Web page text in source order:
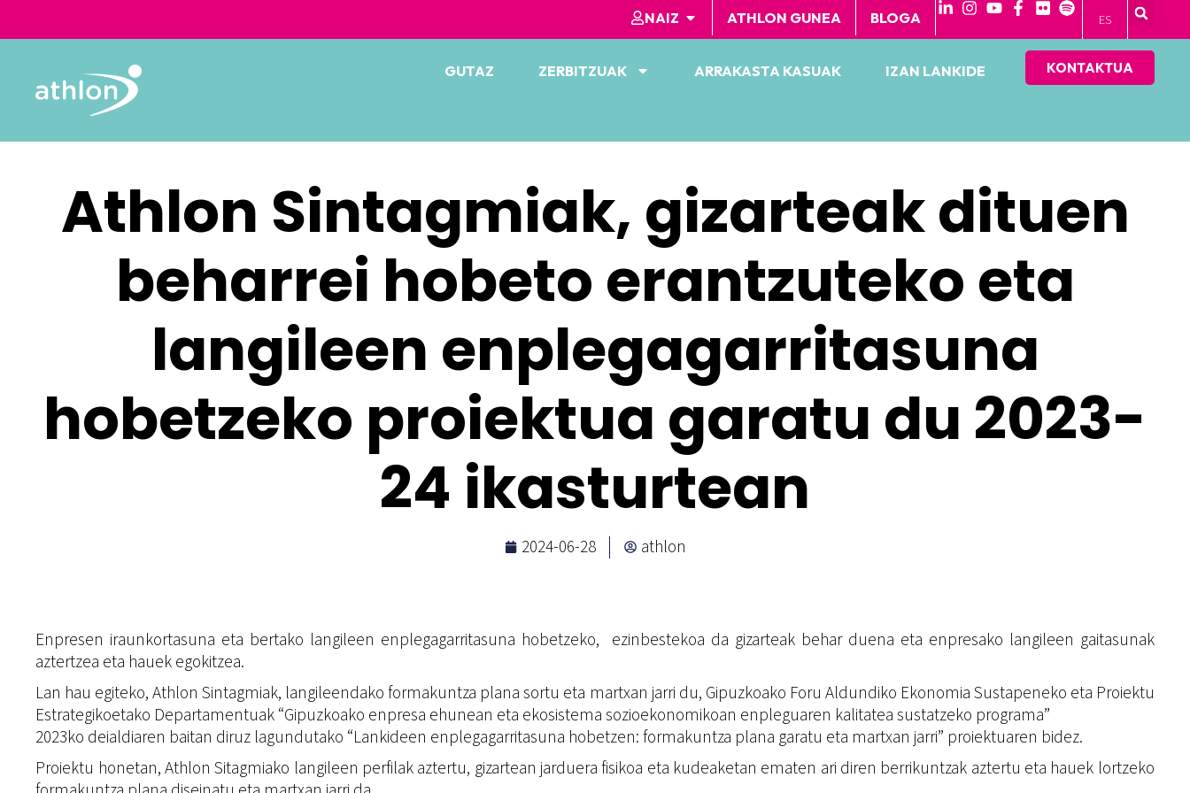
NAIZ ATHLON GUNEA BLOGA ES
GUTAZ ZERBITZUAK ARRAKASTA KASUAK IZAN LANKIDE KONTAKTUA
Athlon Sintagmiak, gizarteak dituen
beharrei hobeto erantzuteko eta
langileen enplegagarritasuna
hobetzeko proiektua garatu du 2023-
24 ikasturtean
2024-06-28 athlon
Enpresen iraunkortasuna eta bertako langileen enplegagarritasuna hobetzeko, ezinbestekoa da gizarteak behar duena eta enpresako langileen gaitasunak
aztertzea eta hauek egokitzea.
Lan hau egiteko, Athlon Sintagmiak, langileendako formakuntza plana sortu eta martxan jarri du, Gipuzkoako Foru Aldundiko Ekonomia Sustapeneko eta Proiektu
Estrategikoetako Departamentuak “Gipuzkoako enpresa ehunean eta ekosistema sozioekonomikoan enpleguaren kalitatea sustatzeko programa”
2023ko deialdiaren baitan diruz lagundutako “Lankideen enplegagarritasuna hobetzen: formakuntza plana garatu eta martxan jarri” proiektuaren bidez.
Proiektu honetan, Athlon Sitagmiako langileen perfilak aztertu, gizartean jarduera fisikoa eta kudeaketan ematen ari diren berrikuntzak aztertu eta hauek lortzeko